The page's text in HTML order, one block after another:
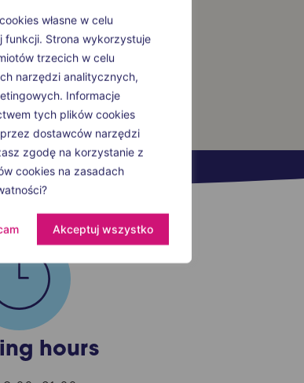
własne w celu
funkcji. Strona wykorzystuje
trzecich w celu
narzędzi analitycznych,
Informacje
tych plików cookies
dostawców narzędzi
zgodę na korzystanie z
cookies na zasadach
Akceptuj wszystko
hours